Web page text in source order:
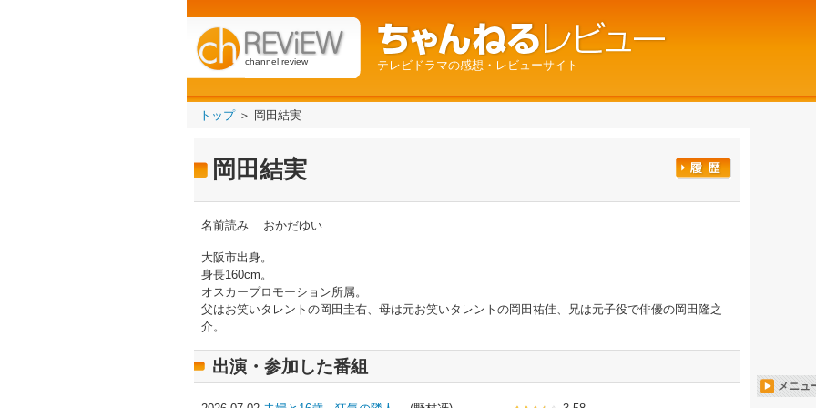
channel review テレビドラマの感想・レビューサイト
トップ＞ 岡田結実
岡田結実
名前読み おかだゆい
大阪市出身。
身長160cm。
オスカープロモーション所属。
父はお笑いタレントの岡田圭右、母は元お笑いタレントの岡田祐佳、兄は元子役で俳優の岡田隆之
介。
出演・参加した番組
メニュ